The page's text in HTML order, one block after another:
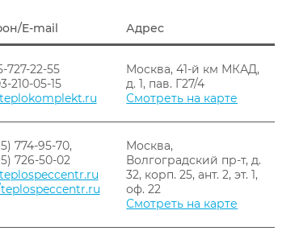
E-mail Адрес
727-22-55
210-05-15
Москва, 41-й км МКАД,
д. 1, пав. Г27/4
Смотреть на карте
774-95-70,
726-50-02
Москва,
Волгоградский пр-т, д.
32, корп. 25, ант. 2, эт. 1,
оф. 22
Смотреть на карте